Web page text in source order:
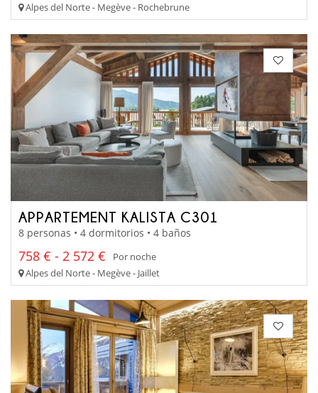
Alpes del Norte - Megève - Rochebrune
APPARTEMENT KALISTA C301
8 personas • 4 dormitorios • 4 baños
758 € - 2 572 €
Por noche
Alpes del Norte - Megève - Jaillet